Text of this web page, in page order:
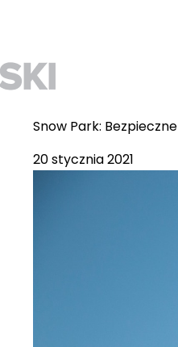
Snow Park:
20 stycznia 2021